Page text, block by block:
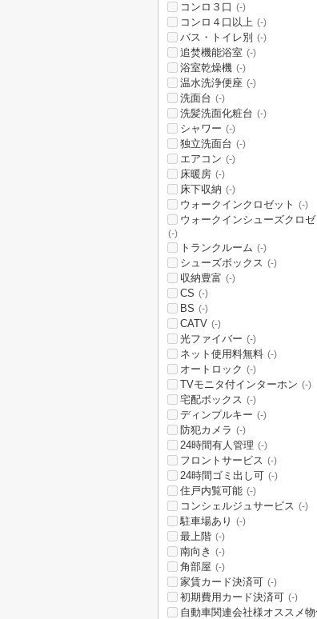
コンロ３口 (-)
コンロ４口以上 (-)
バス・トイレ別 (-)
追焚機能浴室 (-)
浴室乾燥機 (-)
温水洗浄便座 (-)
洗面台 (-)
洗髪洗面化粧台 (-)
シャワー (-)
独立洗面台 (-)
エアコン (-)
床暖房 (-)
床下収納 (-)
ウォークインクロゼット (-)
ウォークインシューズクロゼ
(-)
トランクルーム (-)
シューズボックス (-)
収納豊富 (-)
CS (-)
BS (-)
CATV (-)
光ファイバー (-)
ネット使用料無料 (-)
オートロック (-)
TVモニタ付インターホン (-)
宅配ボックス (-)
ディンプルキー (-)
防犯カメラ (-)
24時間有人管理 (-)
フロントサービス (-)
24時間ゴミ出し可 (-)
住戸内覧可能 (-)
コンシェルジュサービス (-)
駐車場あり (-)
最上階 (-)
南向き (-)
角部屋 (-)
家賃カード決済可 (-)
初期費用カード決済可 (-)
自動車関連会社様オススメ